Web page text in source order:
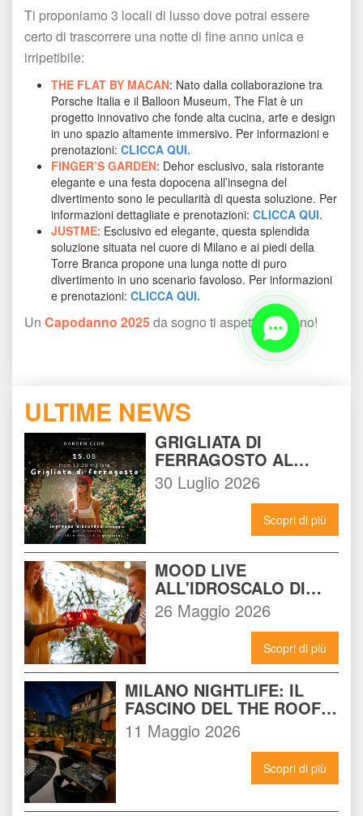
Ti proponiamo 3 locali di lusso dove potrai essere
certo di trascorrere una notte di fine anno unica e
irripetibile:
THE FLAT BY MACAN: Nato dalla collaborazione tra
Porsche Italia e il Balloon Museum, The Flat è un
progetto innovativo che fonde alta cucina, arte e design
in uno spazio altamente immersivo. Per informazioni e
prenotazioni: CLICCA QUI.
FINGER’S GARDEN: Dehor esclusivo, sala ristorante
elegante e una festa dopocena all’insegna del
divertimento sono le peculiarità di questa soluzione. Per
informazioni dettagliate e prenotazioni: CLICCA QUI.
JUSTME: Esclusivo ed elegante, questa splendida
oluzione situata nel cuore di Milano e ai piedi della
Torre Branca propone una lunga notte di puro
divertimento in uno scenario favoloso. Per informazioni
e prenotazioni: CLICCA QUI.
Un Capodanno 2025 da sogno ti aspetta a Milano!
ULTIME NEWS
GRIGLIATA DI
FERRAGOSTO AL
BEACH GARDEN CLUB
MILANO: LA FESTA DA
NON PERDERE DEL 15
30 Luglio 2026
Scopri di più
MOOD LIVE
ALL'IDROSCALO DI
MILANO: IL LOCALE
CHE DEVI CONOSCERE
26 Maggio 2026
Scopri di più
MILANO NIGHTLIFE: IL
FASCINO DEL THE ROOF
14 INCONTRA L'ENERGIA
DEL NOMAD
11 Maggio 2026
Scopri di più